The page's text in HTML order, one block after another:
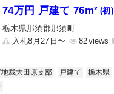
74万円 戸建て 76m² (初)
栃木県那須郡那須町
入札8月27日〜
82
裁大田原支部 戸建て 栃木県